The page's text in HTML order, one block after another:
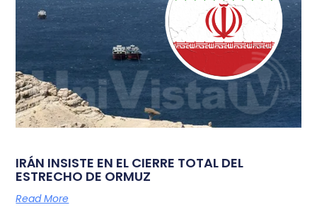
IRÁN INSISTE EN EL CIERRE TOTAL DEL
ESTRECHO DE ORMUZ
Read More